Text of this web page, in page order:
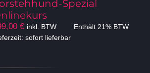
Optionen
können
auf
der
Spezial
€ inkl. BTW Enthält 21% BTW
sofort lieferbar